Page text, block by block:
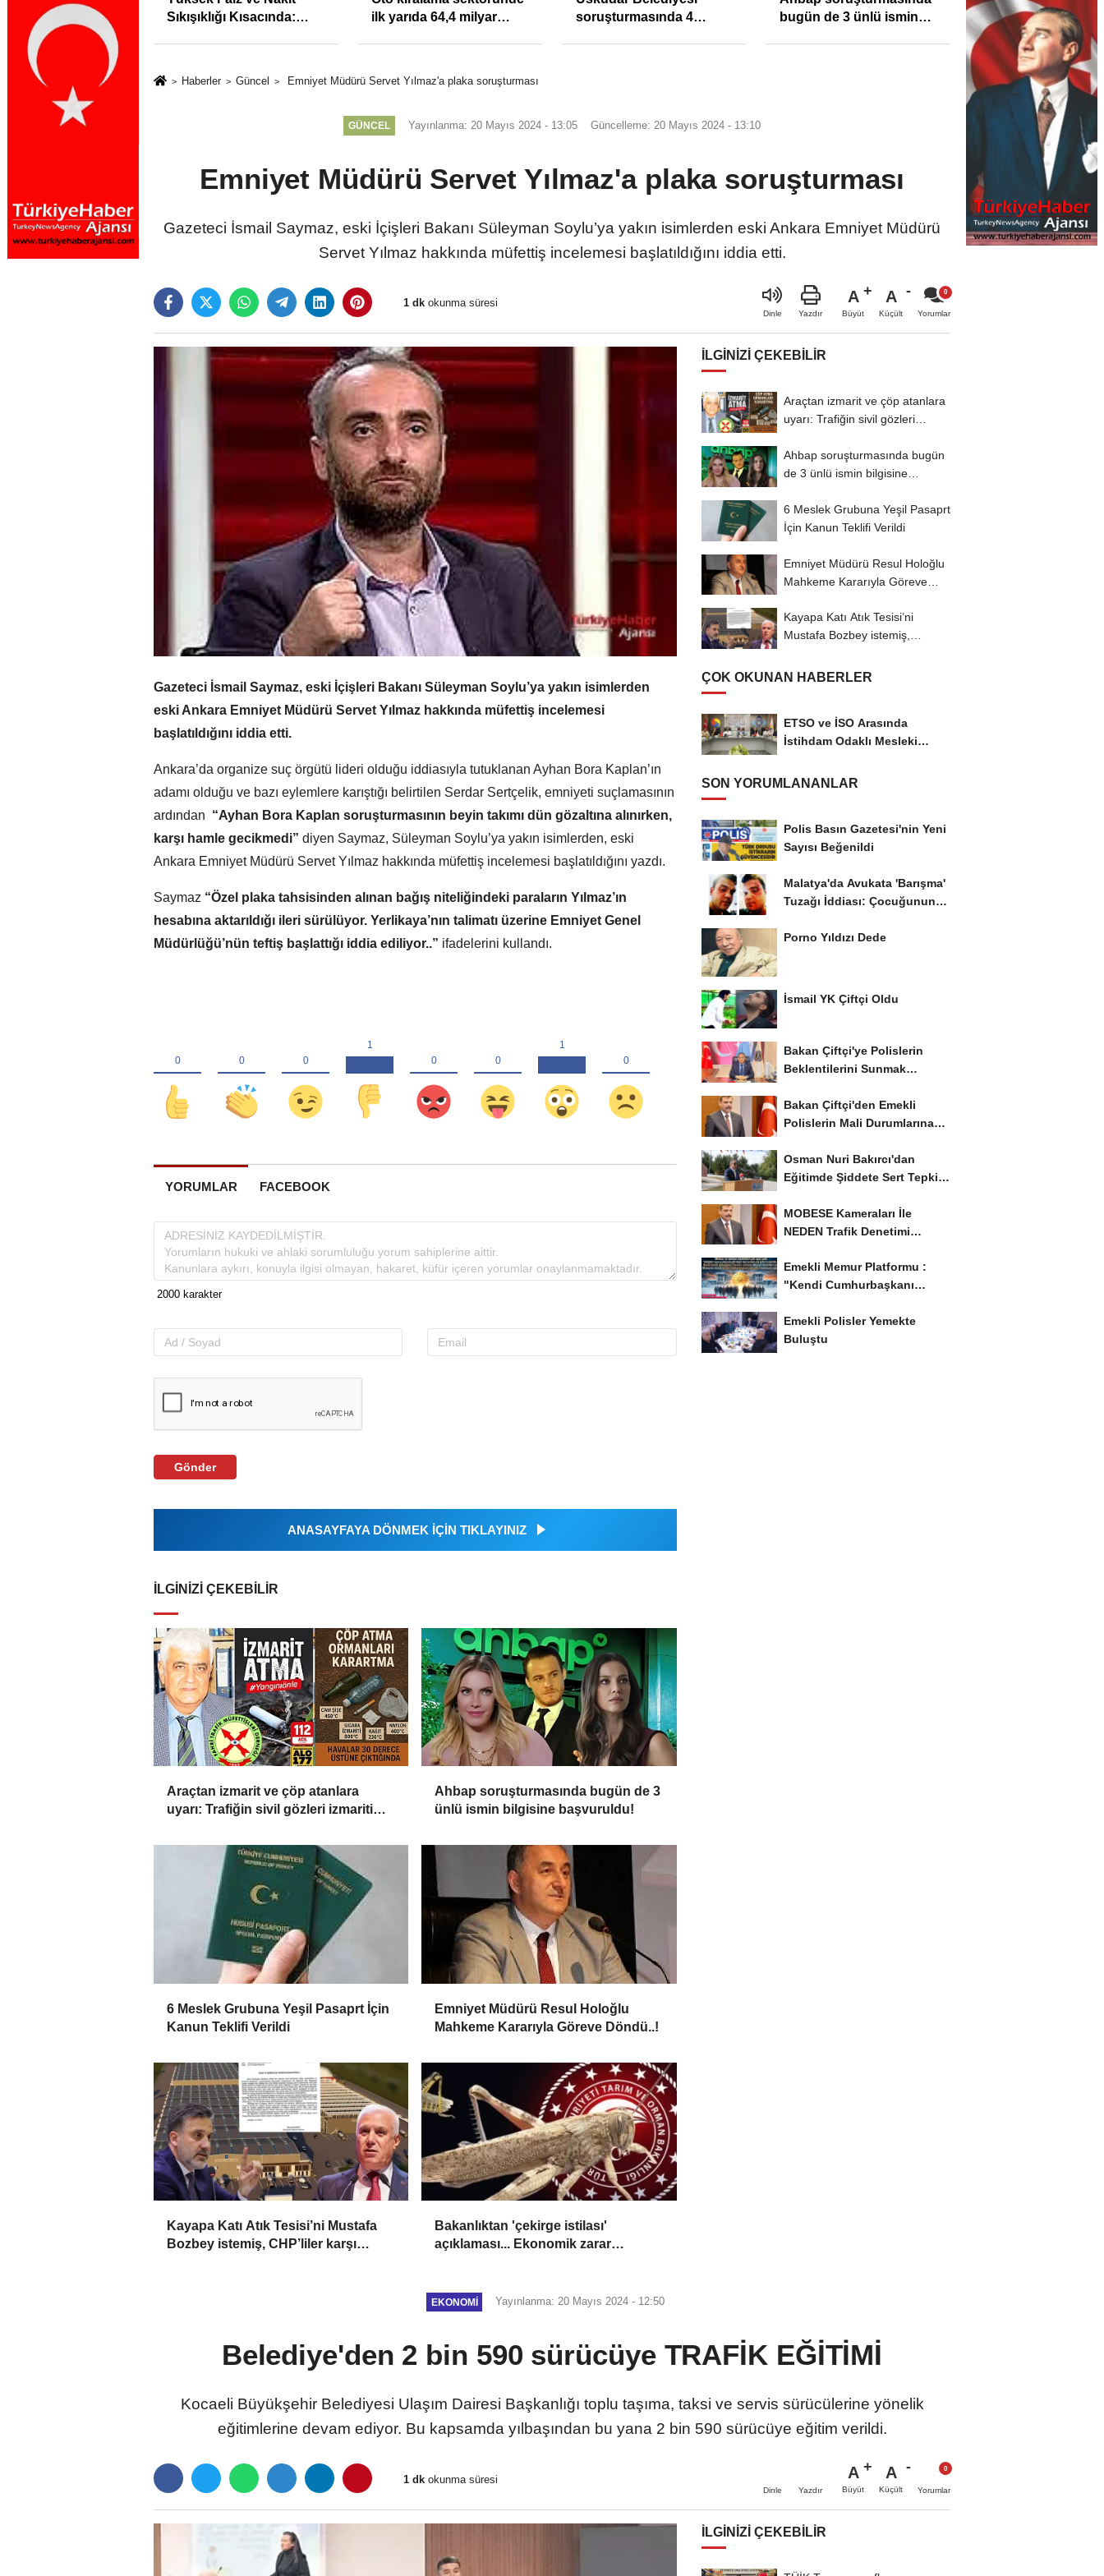
%31,75;
%50,49 olarak
Sıkışıklığı Kısacında:
ilk yarıda 64,4 milyar
soruşturmasında 4
bugün de 3 ünlü ismin
Haberler Güncel Emniyet Müdürü Servet Yılmaz'a plaka soruşturması
GÜNCEL Yayınlanma: 20 Mayıs 2024 - 13:05 Güncelleme: 20 Mayıs 2024 - 13:10
Emniyet Müdürü Servet Yılmaz'a plaka soruşturması
Gazeteci İsmail Saymaz, eski İçişleri Bakanı Süleyman Soylu’ya yakın isimlerden eski Ankara Emniyet Müdürü
Servet Yılmaz hakkında müfettiş incelemesi başlatıldığını iddia etti.
1 dk okunma süresi
Dinle Yazdır
A
Büyüt
A
Küçült Yorumlar
Gazeteci İsmail Saymaz, eski İçişleri Bakanı Süleyman Soylu’ya yakın isimlerden
eski Ankara Emniyet Müdürü Servet Yılmaz hakkında müfettiş incelemesi
başlatıldığını iddia etti.
Ankara’da organize suç örgütü lideri olduğu iddiasıyla tutuklanan Ayhan Bora Kaplan’ın
adamı olduğu ve bazı eylemlere karıştığı belirtilen Serdar Sertçelik, emniyeti suçlamasının
ardından “Ayhan Bora Kaplan soruşturmasının beyin takımı dün gözaltına alınırken,
karşı hamle gecikmedi” diyen Saymaz, Süleyman Soylu’ya yakın isimlerden, eski
Ankara Emniyet Müdürü Servet Yılmaz hakkında müfettiş incelemesi başlatıldığını yazdı.
Saymaz “Özel plaka tahsisinden alınan bağış niteliğindeki paraların Yılmaz’ın
hesabına aktarıldığı ileri sürülüyor. Yerlikaya’nın talimatı üzerine Emniyet Genel
Müdürlüğü’nün teftiş başlattığı iddia ediliyor..” ifadelerini kullandı.
YORUMLAR FACEBOOK
Gönder
ANASAYFAYA DÖNMEK İÇİN TIKLAYINIZ
İLGINIZI ÇEKEBILIR
Araçtan izmarit ve çöp atanlara
uyarı: Trafiğin sivil gözleri izmariti
Ahbap soruşturmasında bugün de 3
ünlü ismin bilgisine başvuruldu!
6 Meslek Grubuna Yeşil Pasaprt İçin
Kanun Teklifi Verildi
Emniyet Müdürü Resul Holoğlu
Mahkeme Kararıyla Göreve Döndü..!
Kayapa Katı Atık Tesisi’ni Mustafa
Bozbey istemiş, CHP’liler karşı
Bakanlıktan 'çekirge istilası'
açıklaması... Ekonomik zarar
İLGINIZI ÇEKEBILIR
Araçtan izmarit ve çöp atanlara
uyarı: Trafiğin sivil gözleri
Ahbap soruşturmasında bugün
de 3 ünlü ismin bilgisine
6 Meslek Grubuna Yeşil Pasaprt
İçin Kanun Teklifi Verildi
Emniyet Müdürü Resul Holoğlu
Mahkeme Kararıyla Göreve
Kayapa Katı Atık Tesisi’ni
Mustafa Bozbey istemiş,
ÇOK OKUNAN HABERLER
ETSO ve İSO Arasında
İstihdam Odaklı Mesleki
SON YORUMLANANLAR
Polis Basın Gazetesi'nin Yeni
Sayısı Beğenildi
Malatya'da Avukata 'Barışma'
Tuzağı İddiası: Çocuğunun
Porno Yıldızı Dede
İsmail YK Çiftçi Oldu
Bakan Çiftçi'ye Polislerin
Beklentilerini Sunmak
Bakan Çiftçi'den Emekli
Polislerin Mali Durumlarına
Osman Nuri Bakırcı'dan
Eğitimde Şiddete Sert Tepki:
MOBESE Kameraları İle
NEDEN Trafik Denetimi
Emekli Memur Platformu :
"Kendi Cumhurbaşkanı
Emekli Polisler Yemekte
Buluştu
EKONOMI Yayınlanma: 20 Mayıs 2024 - 12:50
Belediye'den 2 bin 590 sürücüye TRAFİK EĞİTİMİ
Kocaeli Büyükşehir Belediyesi Ulaşım Dairesi Başkanlığı toplu taşıma, taksi ve servis sürücülerine yönelik
eğitimlerine devam ediyor. Bu kapsamda yılbaşından bu yana 2 bin 590 sürücüye eğitim verildi.
1 dk okunma süresi
Dinle Yazdır
A
Büyüt
A
Küçült Yorumlar
İLGINIZI ÇEKEBILIR